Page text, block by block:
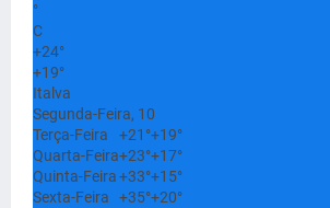
°
C
+24°
+19°
Italva
Segunda-Feira, 10
Terça-Feira
+21°+19°
Quarta-Feira+23°+17°
Quinta-Feira+33°+15°
Sexta-Feira
+35°+20°